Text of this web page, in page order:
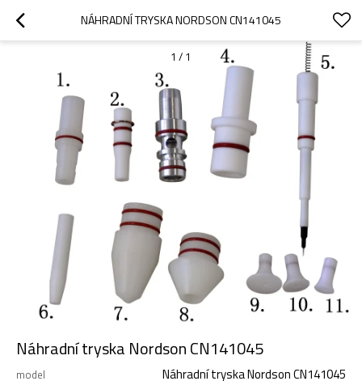
NÁHRADNÍ TRYSKA NORDSON CN141045
1 / 1
Náhradní tryska Nordson CN141045
model Náhradní tryska Nordson CN141045